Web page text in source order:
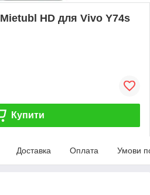
Mietubl HD для Vivo Y74s
Купити
Доставка Оплата Умови